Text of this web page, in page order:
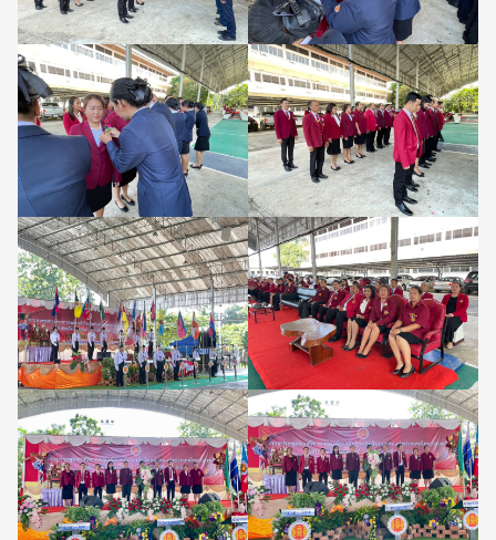
Search
for: Search